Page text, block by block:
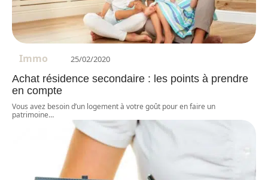
Immo 25/02/2020
Achat résidence secondaire : les points à prendre
en compte
Vous avez besoin d’un logement à votre goût pour en faire un
patrimoine…